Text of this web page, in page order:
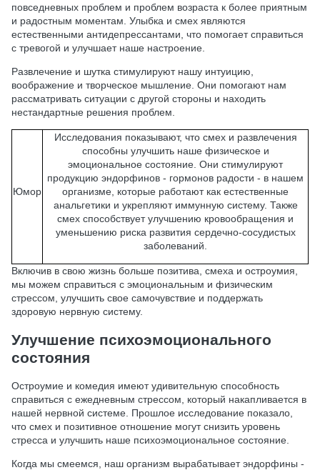
повседневных проблем и проблем возраста к более приятным
и радостным моментам. Улыбка и смех являются
естественными антидепрессантами, что помогает справиться
с тревогой и улучшает наше настроение.
Развлечение и шутка стимулируют нашу интуицию,
воображение и творческое мышление. Они помогают нам
рассматривать ситуации с другой стороны и находить
нестандартные решения проблем.
Юмор
Исследования показывают, что смех и развлечения
способны улучшить наше физическое и
эмоциональное состояние. Они стимулируют
продукцию эндорфинов - гормонов радости - в нашем
организме, которые работают как естественные
анальгетики и укрепляют иммунную систему. Также
смех способствует улучшению кровообращения и
уменьшению риска развития сердечно-сосудистых
заболеваний.
Включив в свою жизнь больше позитива, смеха и остроумия,
мы можем справиться с эмоциональным и физическим
стрессом, улучшить свое самочувствие и поддержать
здоровую нервную систему.
Улучшение психоэмоционального
состояния
Остроумие и комедия имеют удивительную способность
справиться с ежедневным стрессом, который накапливается в
нашей нервной системе. Прошлое исследование показало,
что смех и позитивное отношение могут снизить уровень
стресса и улучшить наше психоэмоциональное состояние.
Когда мы смеемся, наш организм вырабатывает эндорфины -